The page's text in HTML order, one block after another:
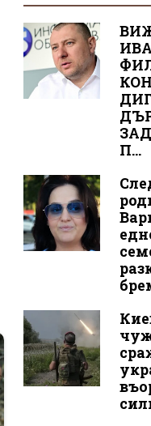
П...